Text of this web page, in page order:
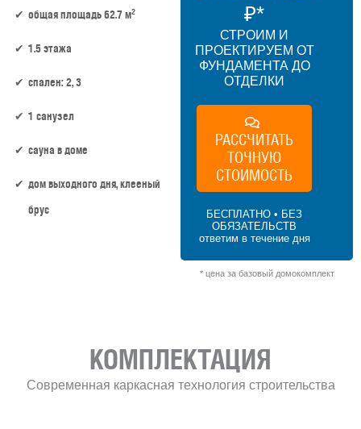
общая площадь 62.7 м2
1.5 этажа
спален: 2, 3
1 санузел
сауна в доме
дом выходного дня, клееный
брус
₽*
СТРОИМ И
ПРОЕКТИРУЕМ ОТ
ФУНДАМЕНТА ДО
ОТДЕЛКИ
РАССЧИТАТЬ
ТОЧНУЮ
СТОИМОСТЬ
БЕСПЛАТНО • БЕЗ
ОБЯЗАТЕЛЬСТВ
ответим в течение дня
* цена за базовый домокомплект
КОМПЛЕКТАЦИЯ
Современная каркасная технология строительства